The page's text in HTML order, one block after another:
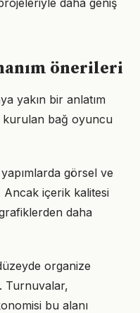
daha geniş
önerileri
yakın bir anlatım
kurulan bağ oyuncu
görsel ve
içerik kalitesi
daha
organize
Turnuvalar,
bu alanı